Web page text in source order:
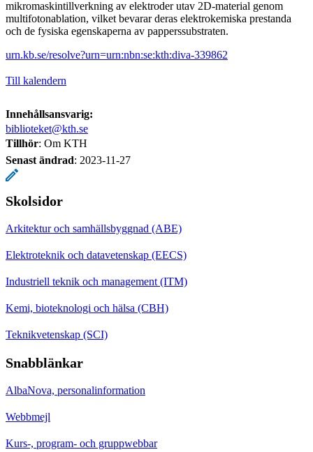
mikromaskintillverkning av elektroder utav 2D-material genom
multifotonablation, vilket bevarar deras elektrokemiska prestanda
och de fysiska egenskaperna av papperssubstraten.
urn.kb.se/resolve?urn=urn:nbn:se:kth:diva-339862
Till kalendern
Innehållsansvarig:
biblioteket@kth.se
Tillhör: Om KTH
Senast ändrad: 2023-11-27
Skolsidor
Arkitektur och samhällsbyggnad (ABE)
Elektroteknik och datavetenskap (EECS)
Industriell teknik och management (ITM)
Kemi, bioteknologi och hälsa (CBH)
Teknikvetenskap (SCI)
Snabblänkar
AlbaNova, personalinformation
Webbmejl
Kurs-, program- och gruppwebbar